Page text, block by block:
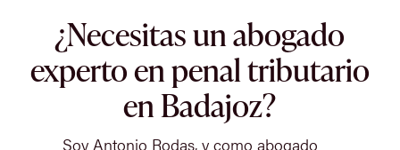
¿Necesitas un abogado
experto en penal tributario
en Badajoz?
Soy Antonio Rodas, y como abogado